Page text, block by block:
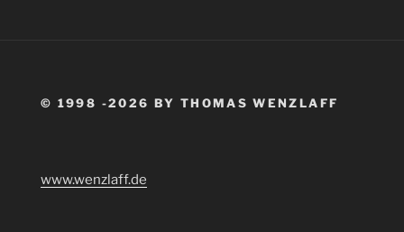
© 1998 -2026 BY THOMAS WENZLAFF
www.wenzlaff.de